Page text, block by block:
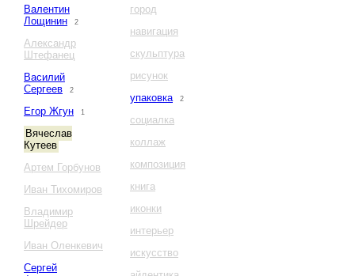
Валентин
Лощинин
2
Александр
Штефанец
Василий
Сергеев
2
Егор Жгун 1
Вячеслав
Кутеев
Артем Горбунов
Иван Тихомиров
Владимир
Шрейдер
Иван Оленкевич
Сергей
город
навигация
скульптура
рисунок
упаковка
2
социалка
коллаж
композиция
книга
иконки
интерьер
искусство